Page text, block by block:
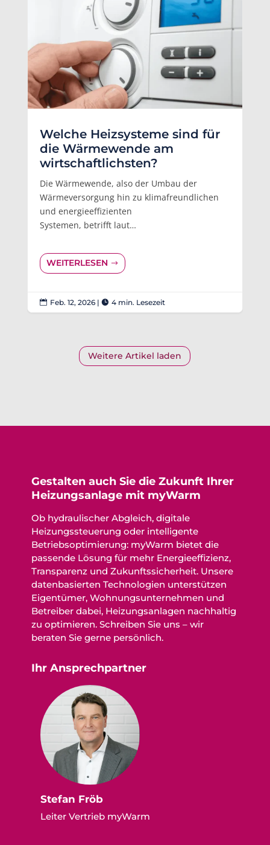
Welche Heizsysteme sind für
die Wärmewende am
wirtschaftlichsten?
Die Wärmewende, also der Umbau der
Wärmeversorgung hin zu klimafreundlichen
und energieeffizienten
Systemen, betrifft laut…
WEITERLESEN
 Feb. 12, 2026|  4 min. Lesezeit
Weitere Artikel laden
Gestalten auch Sie die Zukunft Ihrer
Heizungsanlage mit myWarm
Ob hydraulischer Abgleich, digitale
Heizungssteuerung oder intelligente
Betriebsoptimierung: myWarm bietet die
passende Lösung für mehr Energieeffizienz,
Transparenz und Zukunftssicherheit. Unsere
datenbasierten Technologien unterstützen
Eigentümer, Wohnungsunternehmen und
Betreiber dabei, Heizungsanlagen nachhaltig
zu optimieren. Schreiben Sie uns – wir
beraten Sie gerne persönlich.
Ihr Ansprechpartner
Stefan Fröb
Leiter Vertrieb myWarm